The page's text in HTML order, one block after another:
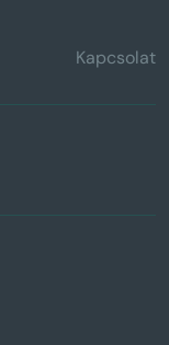
Kapcsolat